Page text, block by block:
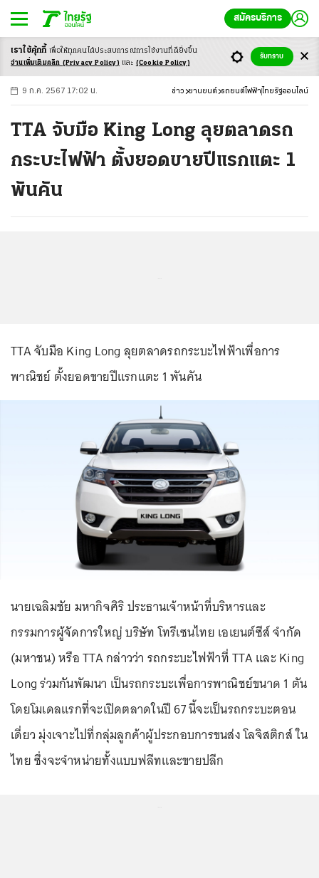
สมัครบริการ
-ก ก ก+
9 ก.ค. 2567 17:02 น. ข่าว ยานยนต์ รถยนต์ไฟฟ้า ไทยรัฐออนไลน์
TTA จับมือ King Long ลุยตลาดรถ
กระบะไฟฟ้า ตั้งยอดขายปีแรกแตะ 1
พันคัน
TTA จับมือ King Long ลุยตลาดรถกระบะไฟฟ้าเพื่อการ
พาณิชย์ ตั้งยอดขายปีแรกแตะ 1 พันคัน
นายเฉลิมชัย มหากิจศิริ ประธานเจ้าหน้าที่บริหารและ
กรรมการผู้จัดการใหญ่ บริษัท โทรีเซนไทย เอเยนต์ซีส์ จำกัด
(มหาชน) หรือ TTA กล่าวว่า รถกระบะไฟฟ้าที่ TTA และ King
Long ร่วมกันพัฒนา เป็นรถกระบะเพื่อการพาณิชย์ขนาด 1 ตัน
โดยโมเดลแรกที่จะเปิดตลาดในปี 67 นี้จะเป็นรถกระบะตอน
เดี่ยว มุ่งเจาะไปที่กลุ่มลูกค้าผู้ประกอบการขนส่ง โลจิสติกส์ ใน
ไทย ซึ่งจะจำหน่ายทั้งแบบฟลีทและขายปลีก
เราใช้คุ้กกี้ เพื่อให้ทุกคนได้ประสบการณ์การใช้งานที่ดียิ่งขึ้น
อ่านเพิ่มเติมคลิก (Privacy Policy) และ (Cookie Policy)
รับทราบ